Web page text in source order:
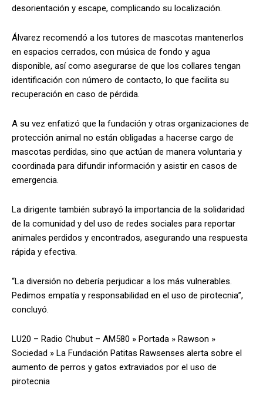
desorientación y escape, complicando su localización.
Álvarez recomendó a los tutores de mascotas mantenerlos
en espacios cerrados, con música de fondo y agua
disponible, así como asegurarse de que los collares tengan
identificación con número de contacto, lo que facilita su
recuperación en caso de pérdida.
A su vez enfatizó que la fundación y otras organizaciones de
protección animal no están obligadas a hacerse cargo de
mascotas perdidas, sino que actúan de manera voluntaria y
coordinada para difundir información y asistir en casos de
emergencia.
La dirigente también subrayó la importancia de la solidaridad
de la comunidad y del uso de redes sociales para reportar
animales perdidos y encontrados, asegurando una respuesta
rápida y efectiva.
“La diversión no debería perjudicar a los más vulnerables.
Pedimos empatía y responsabilidad en el uso de pirotecnia”,
concluyó.
LU20 – Radio Chubut – AM580 » Portada » Rawson »
Sociedad » La Fundación Patitas Rawsenses alerta sobre el
aumento de perros y gatos extraviados por el uso de
pirotecnia